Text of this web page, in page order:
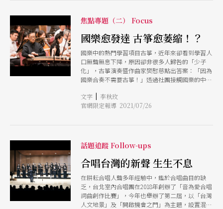
焦點專題（二） Focus
國樂愈發達 古箏愈萎縮！？
國樂中的熱門學習項目古箏，近年來卻看到學習人
口無聲無息下降，原因卻非很多人歸咎的「少子
化」，古箏演奏暨作曲家樊慰慈點出答案：「因為
國樂合奏不需要古箏！」透過社團接觸國樂的中小
考量的重點就是各聲部平衡的數量，如此發展下
來，即使冷門樂器也有保障名額；而古箏，充其量
文字 | 李秋玫
官網限定報導 2021/07/26
話題追蹤 Follow-ups
合唱台灣的新聲 生生不息
在耕耘合唱人聲多年經驗中，鑑於合唱曲目的缺
乏，台北室內合唱團在2018年創辦了「音為愛合唱
詞曲創作比賽」，今年也舉辦了第二屆，以「台灣
人文地景」及「開啟機會之門」為主題，設置混聲